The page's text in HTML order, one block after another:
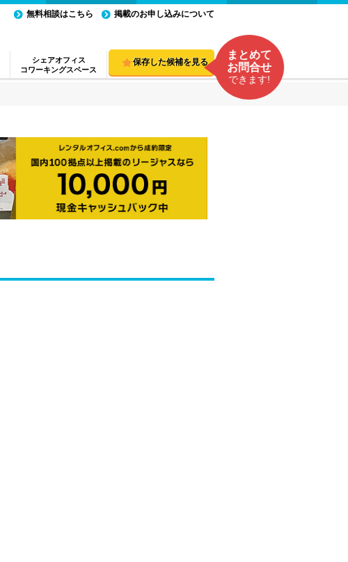
シェアオフィス
コワーキングスペース
無料相談はこちら 掲載のお申し込みについて
保存した候補を見る
まとめて
お問合せ
できます!